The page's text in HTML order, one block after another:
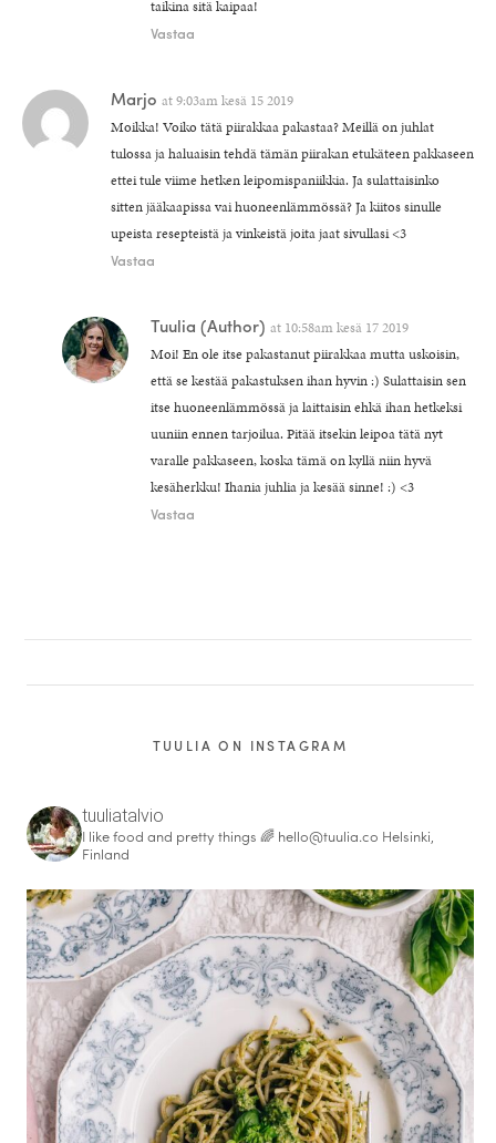
taikina sitä kaipaa!
Vastaa
Marjo at9:03am kesä 15 2019
Moikka! Voiko tätä piirakkaa pakastaa? Meillä on juhlat
tulossa ja haluaisin tehdä tämän piirakan etukäteen pakkaseen
ettei tule viime hetken leipomispaniikkia. Ja sulattaisinko
sitten jääkaapissa vai huoneenlämmössä? Ja kiitos sinulle
upeista resepteistä ja vinkeistä joita jaat sivullasi <3
Vastaa
Tuulia (Author) at 10:58am kesä 17 2019
Moi! En ole itse pakastanut piirakkaa mutta uskoisin,
että se kestää pakastuksen ihan hyvin :) Sulattaisin sen
itse huoneenlämmössä ja laittaisin ehkä ihan hetkeksi
uuniin ennen tarjoilua. Pitää itsekin leipoa tätä nyt
varalle pakkaseen, koska tämä on kyllä niin hyvä
kesäherkku! Ihania juhlia ja kesää sinne! :) <3
Vastaa
TUULIA ON INSTAGRAM
tuuliatalvio
I like food and pretty things 🌈 hello@tuulia.co Helsinki,
Finland